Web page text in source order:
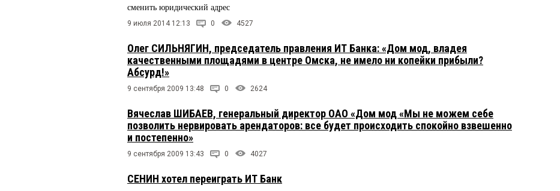
сменить юридический адрес
9 июля 2014 12:13 0 4527
Олег СИЛЬНЯГИН, председатель правления ИТ Банка: «Дом мод, владея
качественными площадями в центре Омска, не имело ни копейки прибыли?
Абсурд!»
9 сентября 2009 13:48 0 2624
Вячеслав ШИБАЕВ, генеральный директор ОАО «Дом мод «Мы не можем себе
позволить нервировать арендаторов: все будет происходить спокойно взвешенно
и постепенно»
9 сентября 2009 13:43 0 4027
СЕНИН хотел переиграть ИТ Банк